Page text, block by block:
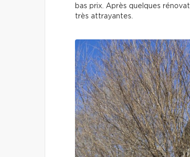
bas prix. Après quelques
très attrayantes.